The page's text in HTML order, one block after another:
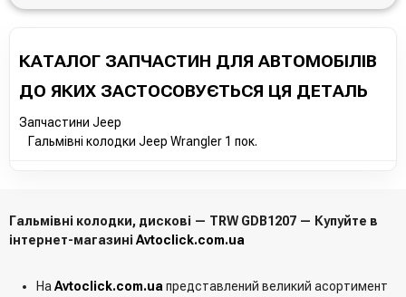
КАТАЛОГ ЗАПЧАСТИН ДЛЯ АВТОМОБІЛІВ
ДО ЯКИХ ЗАСТОСОВУЄТЬСЯ ЦЯ ДЕТАЛЬ
Запчастини Jeep
Гальмівні колодки Jeep Wrangler 1 пок.
Гальмівні колодки, дискові — TRW GDB1207 — Купуйте в
інтернет-магазині Avtoclick.com.ua
На Avtoclick.com.ua представлений великий асортимент